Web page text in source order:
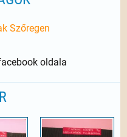
Szőregen
oldala